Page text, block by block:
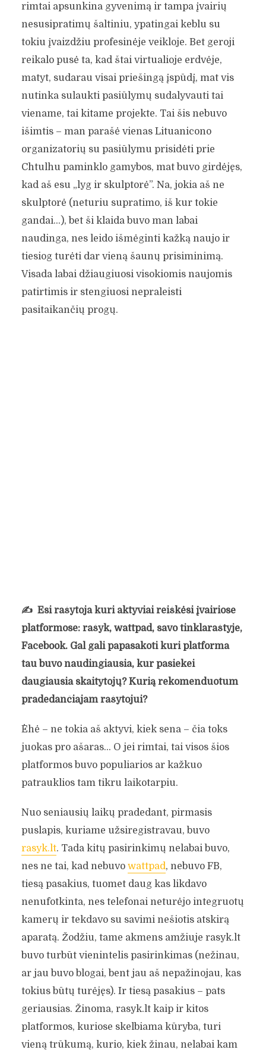
rimtai apsunkina gyvenimą ir tampa įvairių
nesusipratimų šaltiniu, ypatingai keblu su
tokiu įvaizdžiu profesinėje veikloje. Bet geroji
reikalo pusė ta, kad štai virtualioje erdvėje,
matyt, sudarau visai priešingą įspūdį, mat vis
nutinka sulaukti pasiūlymų sudalyvauti tai
viename, tai kitame projekte. Tai šis nebuvo
išimtis – man parašė vienas Lituanicono
organizatorių su pasiūlymu prisidėti prie
Chtulhu paminklo gamybos, mat buvo girdėjęs,
kad aš esu „lyg ir skulptorė”. Na, jokia aš ne
skulptorė (neturiu supratimo, iš kur tokie
gandai…), bet ši klaida buvo man labai
naudinga, nes leido išmėginti kažką naujo ir
tiesiog turėti dar vieną šaunų prisiminimą.
Visada labai džiaugiuosi visokiomis naujomis
patirtimis ir stengiuosi nepraleisti
pasitaikančių progų.
✍️ Esi rašytoja kuri aktyviai reiškėsi įvairiose
platformose: rašyk, wattpad, savo tinklaraštyje,
Facebook. Gal gali papasakoti kuri platforma
tau buvo naudingiausia, kur pasiekei
daugiausia skaitytojų? Kurią rekomenduotum
pradedančiajam rašytojui?
Ėhė – ne tokia aš aktyvi, kiek sena – čia toks
juokas pro ašaras… O jei rimtai, tai visos šios
platformos buvo populiarios ar kažkuo
patrauklios tam tikru laikotarpiu.
Nuo seniausių laikų pradedant, pirmasis
puslapis, kuriame užsiregistravau, buvo
rasyk.lt. Tada kitų pasirinkimų nelabai buvo,
nes ne tai, kad nebuvo wattpad, nebuvo FB,
tiesą pasakius, tuomet daug kas likdavo
nenufotkinta, nes telefonai neturėjo integruotų
kamerų ir tekdavo su savimi nešiotis atskirą
aparatą. Žodžiu, tame akmens amžiuje rasyk.lt
buvo turbūt vienintelis pasirinkimas (nežinau,
ar jau buvo blogai, bent jau aš nepažinojau, kas
tokius būtų turėjęs). Ir tiesą pasakius – pats
geriausias. Žinoma, rasyk.lt kaip ir kitos
platformos, kuriose skelbiama kūryba, turi
vieną trūkumą, kurio, kiek žinau, nelabai kam